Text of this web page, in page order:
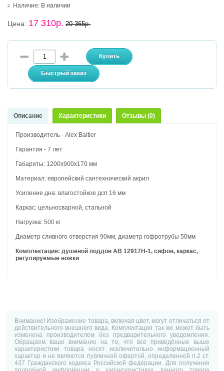
Наличие: В наличии
Цена: 17 310р. 20 365р.
Описание Характеристики Отзывы (0)
Производитель - Alex Baitler
Гарантия - 7 лет
Габариты: 1200х900х170 мм
Материал: европейский сантехнический акрил
Усиление дна: влагостойкое дсп 16 мм
Каркас: цельносварной, стальной
Нагрузка: 500 кг
Диаметр сливного отверстия 90мм, диаметр гофротрубы 50мм
Комплектация: душевой поддон AB 12917Н-1, сифон, каркас,
регулируемые ножки
Внимание! Изображение товара, включая цвет, могут отличаться от
действительного внешнего вида. Комплектация так же может быть
изменена производителем без предварительного уведомления.
Обращаем ваше внимание на то, что все приведённые выше
характеристики товара носят исключительно информационный
характер и не являются публичной офертой, определенной п.2 ст.
437 Гражданского кодекса Российской федерации. Для получения